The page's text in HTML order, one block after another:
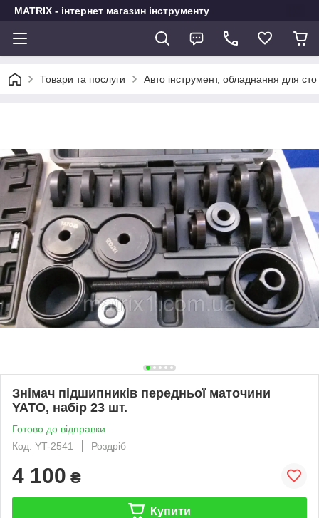
MATRIX - інтернет магазин інструменту
Товари та послуги Авто інструмент, обладнання для сто
Знімач підшипників передньої маточини
YATO, набір 23 шт.
Готово до відправки
Код: YT-2541
Роздріб
4 100 ₴
Купити